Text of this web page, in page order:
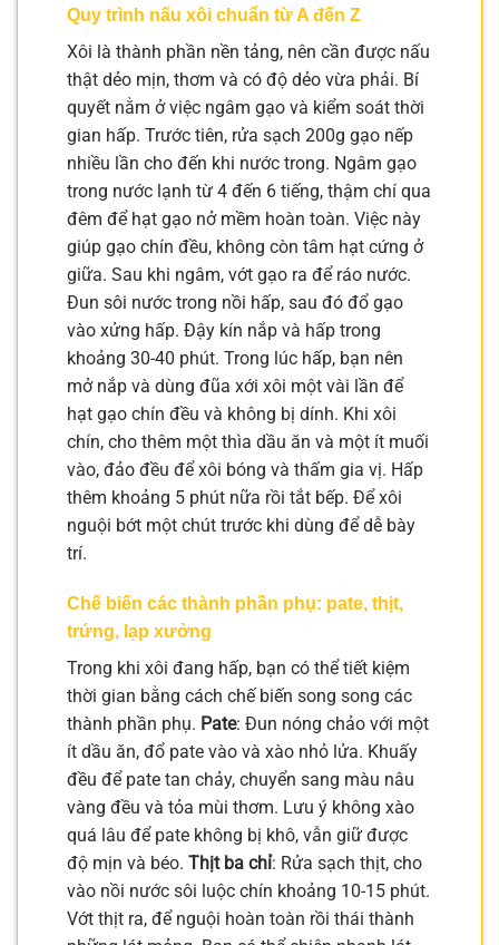
Quy trình nấu xôi chuẩn từ A đến Z
Xôi là thành phần nền tảng, nên cần được nấu
thật dẻo mịn, thơm và có độ dẻo vừa phải. Bí
quyết nằm ở việc ngâm gạo và kiểm soát thời
gian hấp. Trước tiên, rửa sạch 200g gạo nếp
nhiều lần cho đến khi nước trong. Ngâm gạo
trong nước lạnh từ 4 đến 6 tiếng, thậm chí qua
đêm để hạt gạo nở mềm hoàn toàn. Việc này
giúp gạo chín đều, không còn tâm hạt cứng ở
giữa. Sau khi ngâm, vớt gạo ra để ráo nước.
Đun sôi nước trong nồi hấp, sau đó đổ gạo
vào xửng hấp. Đậy kín nắp và hấp trong
khoảng 30-40 phút. Trong lúc hấp, bạn nên
mở nắp và dùng đũa xới xôi một vài lần để
hạt gạo chín đều và không bị dính. Khi xôi
chín, cho thêm một thìa dầu ăn và một ít muối
vào, đảo đều để xôi bóng và thấm gia vị. Hấp
thêm khoảng 5 phút nữa rồi tắt bếp. Để xôi
nguội bớt một chút trước khi dùng để dễ bày
trí.
Chế biến các thành phần phụ: pate, thịt,
trứng, lạp xưởng
Trong khi xôi đang hấp, bạn có thể tiết kiệm
thời gian bằng cách chế biến song song các
thành phần phụ. Pate: Đun nóng chảo với một
ít dầu ăn, đổ pate vào và xào nhỏ lửa. Khuấy
đều để pate tan chảy, chuyển sang màu nâu
vàng đều và tỏa mùi thơm. Lưu ý không xào
quá lâu để pate không bị khô, vẫn giữ được
độ mịn và béo. Thịt ba chỉ: Rửa sạch thịt, cho
vào nồi nước sôi luộc chín khoảng 10-15 phút.
Vớt thịt ra, để nguội hoàn toàn rồi thái thành